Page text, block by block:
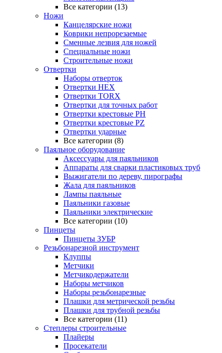
Все категории (13)
Ножи
Канцелярские ножи
Коврики непрорезаемые
Сменные лезвия для ножей
Специальные ножи
Строительные ножи
Отвертки
Наборы отверток
Отвертки HEX
Отвертки TORX
Отвертки для точных работ
Отвертки крестовые PH
Отвертки крестовые PZ
Отвертки ударные
Все категории (8)
Паяльное оборудование
Аксессуары для паяльников
Аппараты для сварки пластиковых труб
Выжигатели по дереву, пирографы
Жала для паяльников
Лампы паяльные
Паяльники газовые
Паяльники электрические
Все категории (10)
Пинцеты
Пинцеты ЗУБР
Резьбонарезной инструмент
Клуппы
Метчики
Метчикодержатели
Наборы метчиков
Наборы резьбонарезные
Плашки для метрической резьбы
Плашки для трубной резьбы
Все категории (11)
Степлеры строительные
Плайеры
Просекатели